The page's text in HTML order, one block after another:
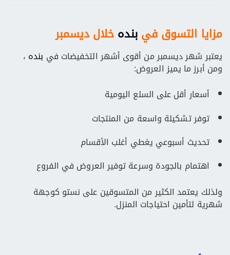
مزايا التسوق فيبنده خلال ديسمبر
يعتبر شهر ديسمبر من أقوى أشهر التخفيضات في بنده ،
ومن أبرز ما يميز العروض:
أسعار أقل على السلع اليومية
توفر تشكيلة واسعة من المنتجات
تحديث أسبوعي يغطي أغلب الأقسام
اهتمام بالجودة وسرعة توفير العروض في الفروع
ولذلك يعتمد الكثير من المتسوقين على نستو كوجهة
شهرية لتأمين احتياجات المنزل.